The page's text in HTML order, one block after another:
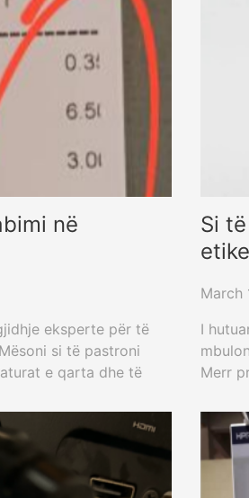
në
eksperte për të
si të pastroni
e qarta dhe të
Si
March
I
Merr